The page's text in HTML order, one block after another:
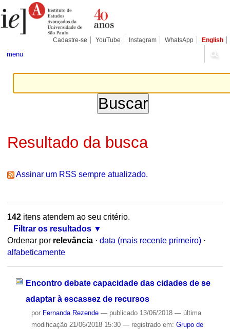
para
conteúdo.
Pessoais
Cadastre-se YouTube Instagram WhatsApp English
menu
Resultado da busca
Assinar um RSS sempre atualizado.
142itens atendem ao seu critério.
Filtrar os resultados
Ordenar por relevância · data (mais recente primeiro) ·
alfabeticamente
Encontro debate capacidade das cidades de se
adaptar à escassez de recursos
por Fernanda Rezende — publicado13/06/2018 — última
modificação21/06/2018 15:30 — registrado em: Grupo de